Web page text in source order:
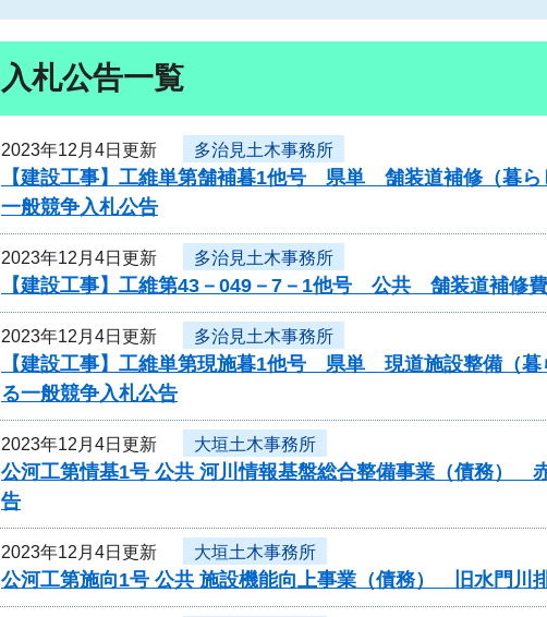
入札公告一覧
2023年12月4日更新 多治見土木事務所
【建設工事】工維単第舗補暮1他号 県単 舗装道補修（暮
一般競争入札公告
2023年12月4日更新 多治見土木事務所
【建設工事】工維第43－049－7－1他号 公共 舗装道補修
2023年12月4日更新 多治見土木事務所
【建設工事】工維単第現施暮1他号 県単 現道施設整備（
る一般競争入札公告
2023年12月4日更新 大垣土木事務所
公河工第情基1号 公共 河川情報基盤総合整備事業（債務）
告
2023年12月4日更新 大垣土木事務所
公河工第施向1号 公共 施設機能向上事業（債務） 旧水門川